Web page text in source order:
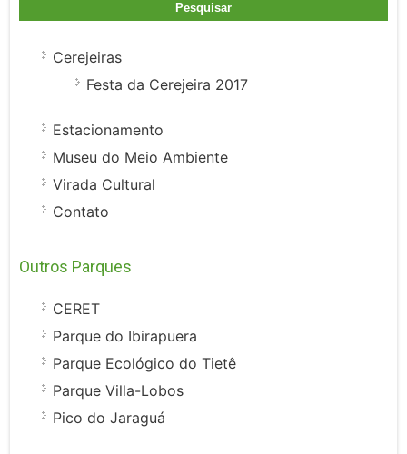
Cerejeiras
Festa da Cerejeira 2017
Estacionamento
Museu do Meio Ambiente
Virada Cultural
Contato
Outros Parques
CERET
Parque do Ibirapuera
Parque Ecológico do Tietê
Parque Villa-Lobos
Pico do Jaraguá